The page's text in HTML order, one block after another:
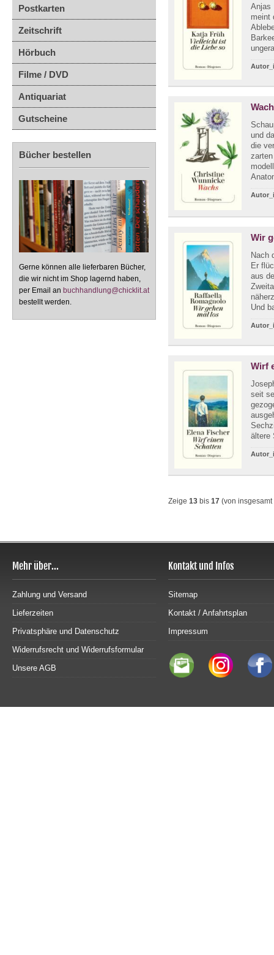
Postkarten
Zeitschrift
Hörbuch
Filme / DVD
Antiquariat
Gutscheine
Bücher bestellen
Gerne können alle lieferbaren Bücher,
die wir nicht im Shop lagernd haben,
per Email an buchhandlung@chicklit.at
bestellt werden.
Anjas
meint
und
die
Wir
Nach
Er
aus
Und
Wirf
seit
ältere
Zeige 13 bis 17 (von insgesamt
Mehr über...
Zahlung und Versand
Lieferzeiten
Privatsphäre und Datenschutz
Widerrufsrecht und Widerrufsformular
Unsere AGB
Kontakt und Infos
Sitemap
Kontakt / Anfahrtsplan
Impressum